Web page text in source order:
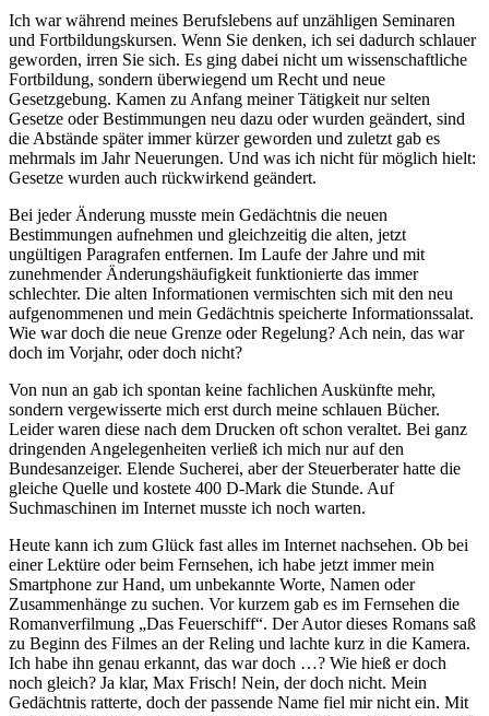
Ich war während meines Berufslebens auf unzähligen Seminaren
und Fortbildungskursen. Wenn Sie denken, ich sei dadurch schlauer
geworden, irren Sie sich. Es ging dabei nicht um wissenschaftliche
Fortbildung, sondern überwiegend um Recht und neue
Gesetzgebung. Kamen zu Anfang meiner Tätigkeit nur selten
Gesetze oder Bestimmungen neu dazu oder wurden geändert, sind
die Abstände später immer kürzer geworden und zuletzt gab es
mehrmals im Jahr Neuerungen. Und was ich nicht für möglich hielt:
Gesetze wurden auch rückwirkend geändert.
Bei jeder Änderung musste mein Gedächtnis die neuen
Bestimmungen aufnehmen und gleichzeitig die alten, jetzt
ungültigen Paragrafen entfernen. Im Laufe der Jahre und mit
zunehmender Änderungshäufigkeit funktionierte das immer
schlechter. Die alten Informationen vermischten sich mit den neu
aufgenommenen und mein Gedächtnis speicherte Informationssalat.
Wie war doch die neue Grenze oder Regelung? Ach nein, das war
doch im Vorjahr, oder doch nicht?
Von nun an gab ich spontan keine fachlichen Auskünfte mehr,
sondern vergewisserte mich erst durch meine schlauen Bücher.
Leider waren diese nach dem Drucken oft schon veraltet. Bei ganz
dringenden Angelegenheiten verließ ich mich nur auf den
Bundesanzeiger. Elende Sucherei, aber der Steuerberater hatte die
gleiche Quelle und kostete 400 D-Mark die Stunde. Auf
Suchmaschinen im Internet musste ich noch warten.
Heute kann ich zum Glück fast alles im Internet nachsehen. Ob bei
einer Lektüre oder beim Fernsehen, ich habe jetzt immer mein
Smartphone zur Hand, um unbekannte Worte, Namen oder
Zusammenhänge zu suchen. Vor kurzem gab es im Fernsehen die
Romanverfilmung
Das Feuerschiff . Der Autor dieses Romans saß
zu Beginn des Filmes an der Reling und lachte kurz in die Kamera.
Ich habe ihn genau erkannt, das war doch …? Wie hieß er doch
noch gleich? Ja klar, Max Frisch! Nein, der doch nicht. Mein
Gedächtnis ratterte, doch der passende Name fiel mir nicht ein. Mit